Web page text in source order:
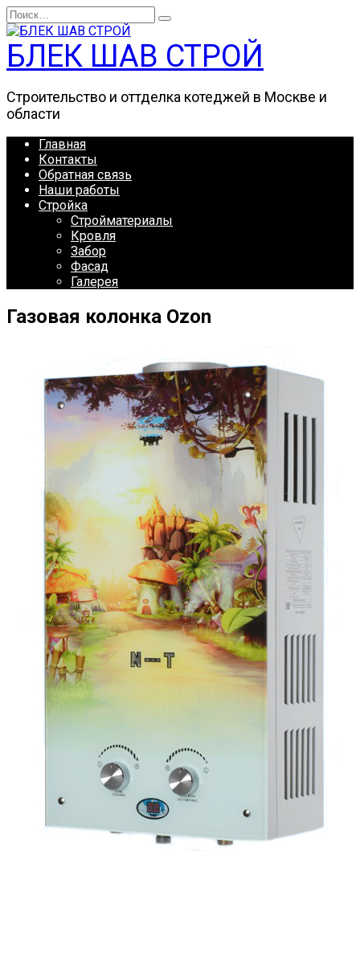
Перейти
к
содержанию
Search
for:
БЛЕК ШАВ СТРОЙ
Строительство и оттделка котеджей в Москве и
области
Главная
Контакты
Обратная связь
Наши работы
Стройка
Стройматериалы
Кровля
Забор
Фасад
Галерея
Газовая колонка Ozon